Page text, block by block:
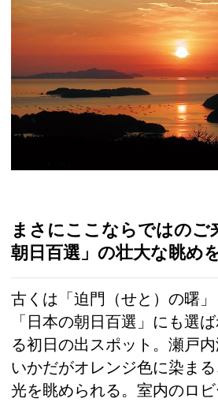
まさにここならではのご
朝日百選」の壮大な眺めを
古くは「迫門（せと）の曙」
「日本の朝日百選」にも選
る初日の出スポット。瀬戸
いかだがオレンジ色に染ま
光を眺められる。室内のロ